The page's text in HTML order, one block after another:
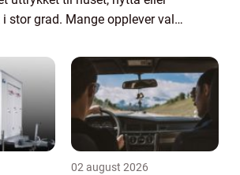
stor grad. Mange opplever valet
krav, utsjånad, vedl...
02 august 2026